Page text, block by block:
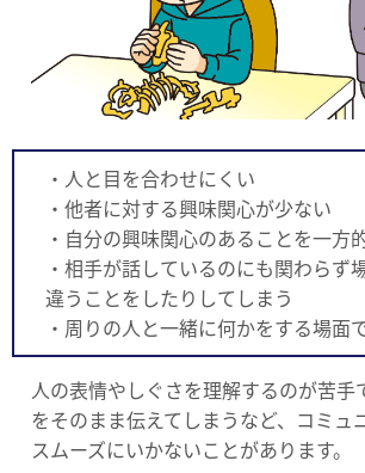
・人と目を合わせにくい
・他者に対する興味関心が少ない
・自分の興味関心のあることを一方
・相手が話しているのにも関わらず
違うことをしたりしてしまう
・周りの人と一緒に何かをする場面
人の表情やしぐさを理解するのが苦手
をそのまま伝えてしまうなど、コミュ
スムーズにいかないことがあります。